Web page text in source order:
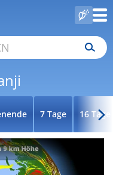
7 Tage 16 Tage